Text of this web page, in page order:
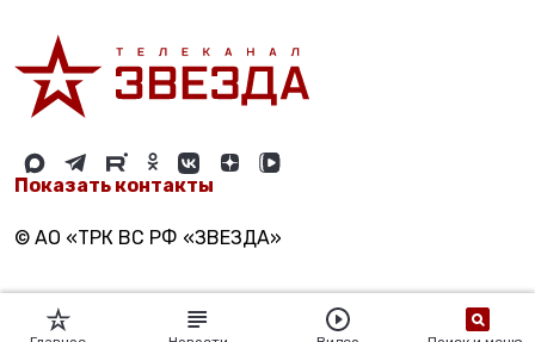
Показать контакты
© АО «ТРК ВС РФ «ЗВЕЗДА»